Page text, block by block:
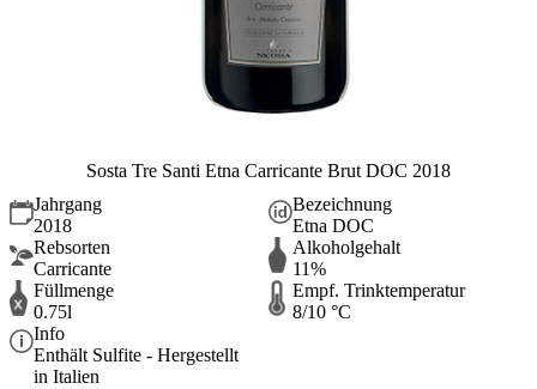
Sosta Tre Santi Etna Carricante Brut DOC 2018
Jahrgang
2018
Bezeichnung
Etna DOC
Rebsorten
Carricante
Alkoholgehalt
11%
Füllmenge
0.75l
Empf. Trinktemperatur
8/10 °C
Info
Enthält Sulfite - Hergestellt
in Italien